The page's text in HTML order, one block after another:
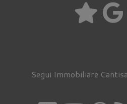
Segui Immobiliare